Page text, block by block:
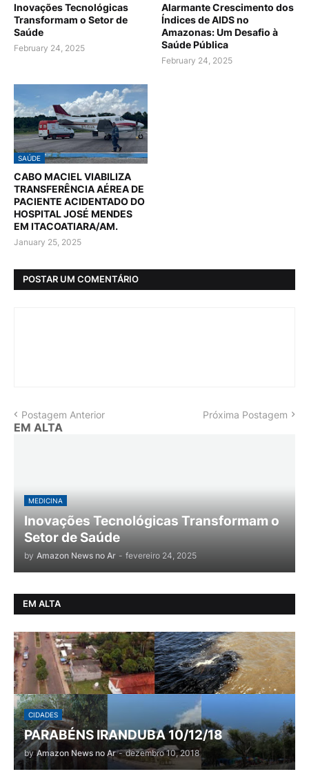
Inovações Tecnológicas
Transformam o Setor de
Saúde
February 24, 2025
Alarmante Crescimento dos
Índices de AIDS no
Amazonas: Um Desafio à
Saúde Pública
February 24, 2025
SAÚDE
CABO MACIEL VIABILIZA
TRANSFERÊNCIA AÉREA DE
PACIENTE ACIDENTADO DO
HOSPITAL JOSÉ MENDES
EM ITACOATIARA/AM.
January 25, 2025
POSTAR UM COMENTÁRIO
Postagem Anterior Próxima Postagem
EM ALTA
MEDICINA
Inovações Tecnológicas Transformam o
Setor de Saúde
by Amazon News no Ar - fevereiro 24, 2025
EM ALTA
CIDADES
PARABÉNS IRANDUBA 10/12/18
by Amazon News no Ar - dezembro 10, 2018